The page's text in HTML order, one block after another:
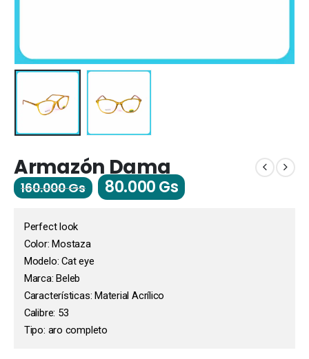
Armazón Dama
160.000Gs 80.000Gs
Perfect look
Color: Mostaza
Modelo: Cat eye
Marca: Beleb
Características: Material Acrílico
Calibre: 53
Tipo: aro completo